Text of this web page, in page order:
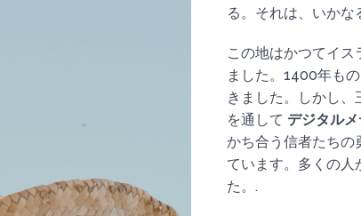
る。それは、いか
この地はかつてイ
ました。1400年も
きました。しかし
を通して デジタル
かち合う信者たちの
ています。多くの人
た。.